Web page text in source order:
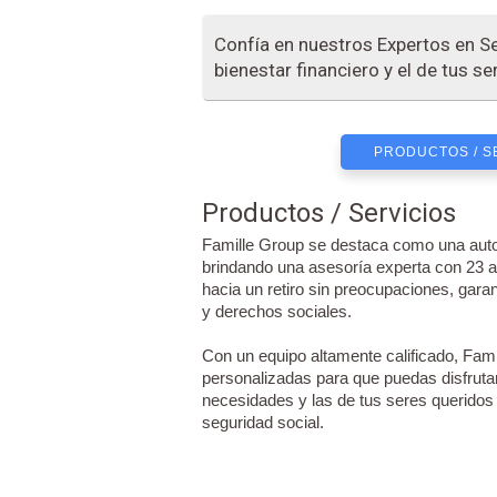
Confía en nuestros Expertos en
bienestar financiero y el de tus
PRODUCTOS /
Productos / Servicios
Famille Group se destaca como una
brindando una asesoría experta con 23
hacia un retiro sin preocupaciones,
y derechos sociales.
Con un equipo altamente calificado,
personalizadas para que puedas
necesidades y las de tus seres
seguridad social.